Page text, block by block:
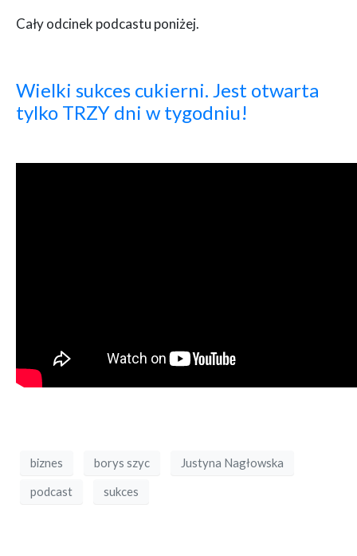
Cały odcinek podcastu poniżej.
Wielki sukces cukierni. Jest otwarta
tylko TRZY dni w tygodniu!
biznes borys szyc Justyna Nagłowska
podcast sukces